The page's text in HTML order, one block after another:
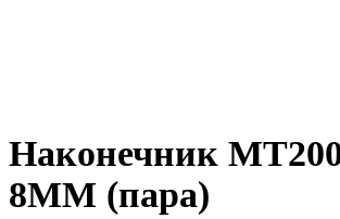
Наконечник
8MM (пара)